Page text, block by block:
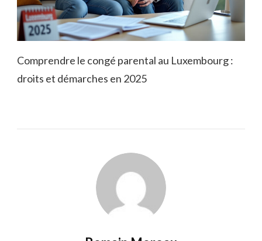
Comprendre le congé parental au Luxembourg :
droits et démarches en 2025